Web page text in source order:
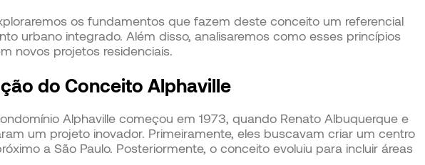
os fundamentos que fazem deste conceito um referencial
urbano integrado. Além disso, analisaremos como esses princípios
novos projetos residenciais.
do Conceito Alphaville
Alphaville começou em 1973, quando Renato Albuquerque e
um projeto inovador. Primeiramente, eles buscavam criar um centro
a São Paulo. Posteriormente, o conceito evoluiu para incluir áreas